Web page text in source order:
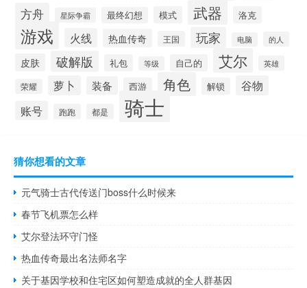
方舟 星际争霸 最终幻想 模式 武器 洛克
游戏 火线 热血传奇 王国 玩家 电脑 的人
皮肤 破解版 礼包 等级 自己的 艾尔 英雄
荣耀 萝卜 装备 西游 角色 解锁 谷物
账号 跑跑 都是 骑士
猜你想看的文章
元气骑士古代传送门boss什么时候来
春节飞机票怎么样
艾尔登法环守门怪
热血传奇最出名法师名字
关于基因学校和住宅区如何塑造成就的全人群基因